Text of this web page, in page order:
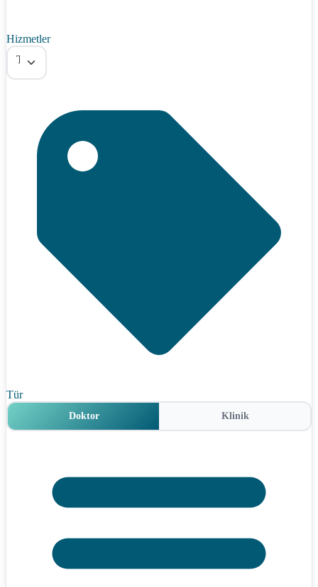
Hizmetler
Tümü
Tür
Doktor Klinik